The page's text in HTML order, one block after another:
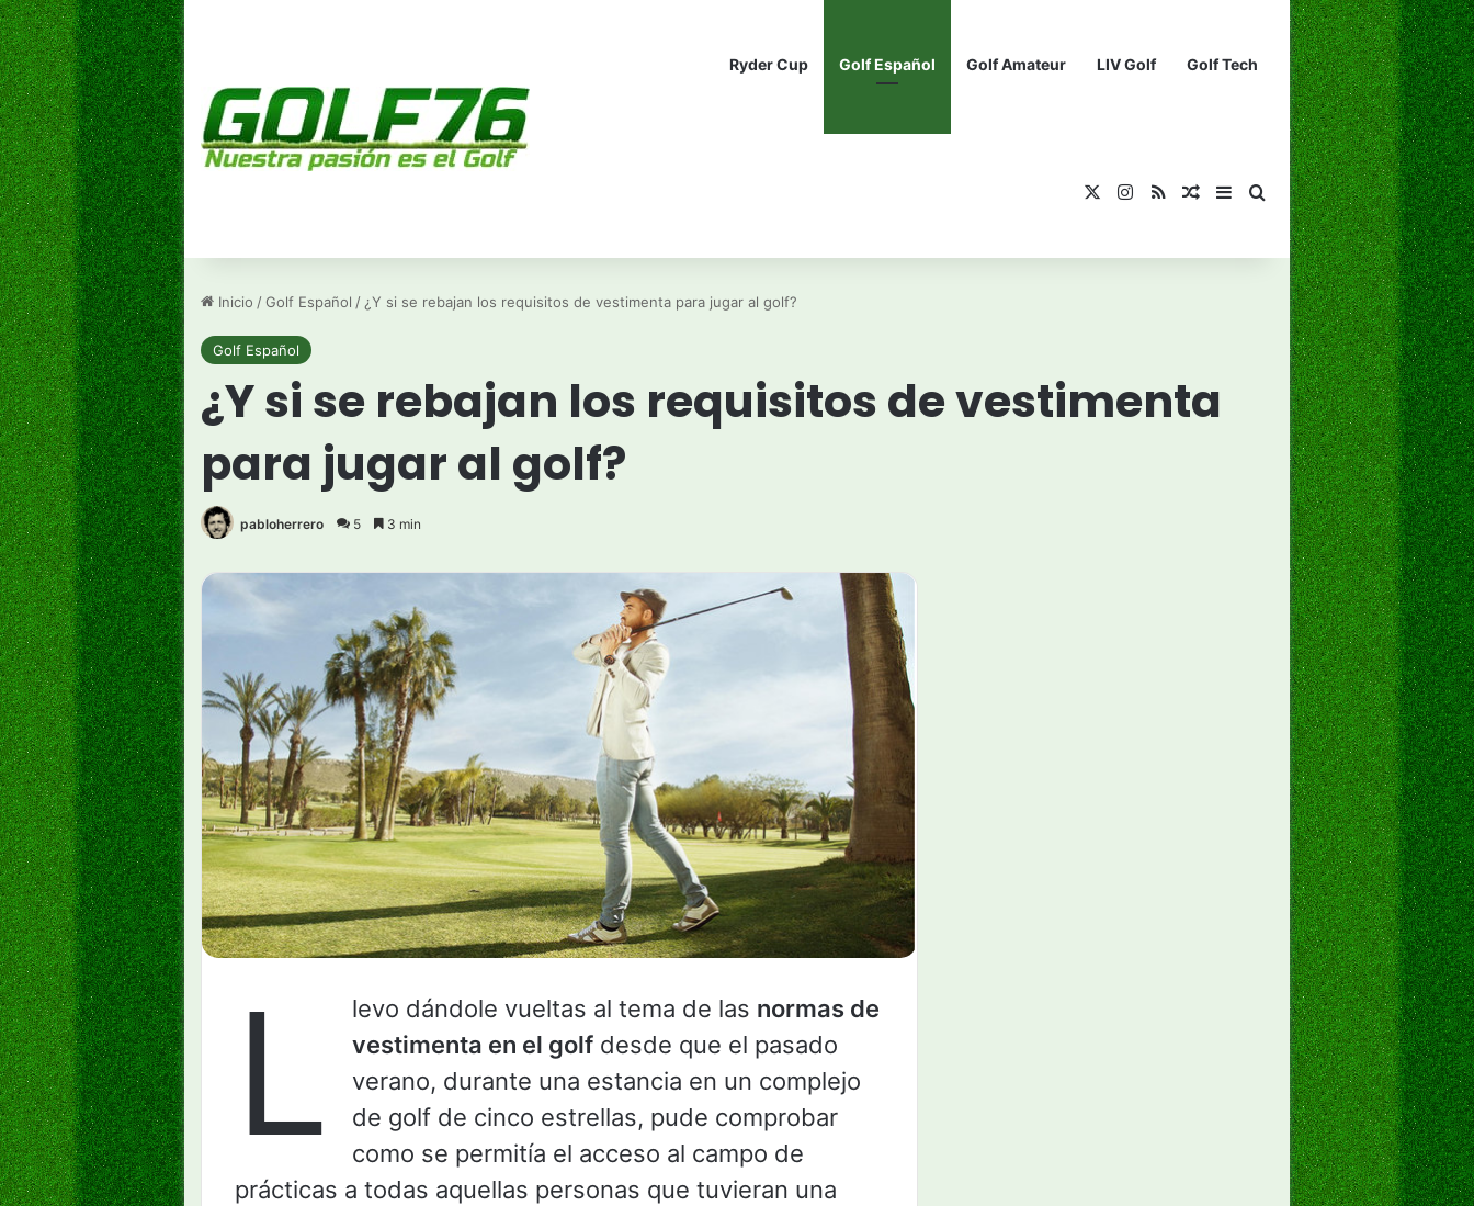
Ryder Cup Golf Español Golf Amateur LIV Golf Golf Tech
Instagram
RSS ¡Muéstrame un artículo
Barra lateral
Buscar...
Inicio /Golf Español / ¿Y si se rebajan los requisitos de vestimenta para jugar al golf?
Golf Español
¿Y si se rebajan los requisitos de vestimenta
para jugar al golf?
pabloherrero 5 3 min
L levo dándole vueltas al tema de las normas de
vestimenta en el golf desde que el pasado
verano, durante una estancia en un complejo
de golf de cinco estrellas, pude comprobar
como se permitía el acceso al campo de
prácticas a todas aquellas personas que tuvieran una